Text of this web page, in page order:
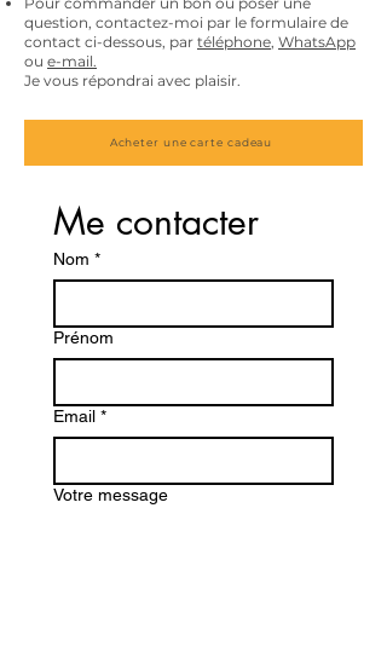
question, contactez-moi par le formulaire de
contact ci-dessous, par téléphone, WhatsApp
ou e-mail.
Je vous répondrai avec plaisir.
Acheter une carte cadeau
Me contacter
Nom *
Prénom
Email *
Votre message